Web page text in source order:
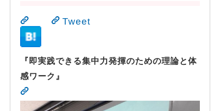
Tweet
『即実践できる集中力発揮のための理論と体
感ワーク』